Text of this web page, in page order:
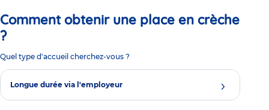
Comment obtenir une place en crèche
?
Quel type d'accueil cherchez-vous ?
Longue durée via l'employeur